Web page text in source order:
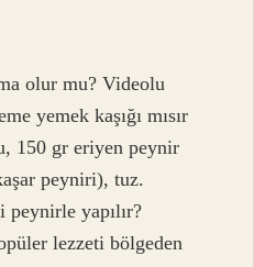
olur mu? Videolu
yemek kaşığı mısır
150 gr eriyen peynir
peyniri), tuz.
peynirle yapılır?
lezzeti bölgeden